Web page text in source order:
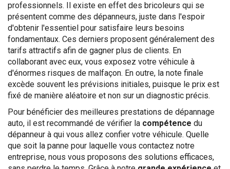
professionnels. Il existe en effet des bricoleurs qui se
présentent comme des dépanneurs, juste dans l'espoir
d'obtenir l'essentiel pour satisfaire leurs besoins
fondamentaux. Ces derniers proposent généralement des
tarifs attractifs afin de gagner plus de clients. En
collaborant avec eux, vous exposez votre véhicule à
d'énormes risques de malfaçon. En outre, la note finale
excède souvent les prévisions initiales, puisque le prix est
fixé de manière aléatoire et non sur un diagnostic précis.
Pour bénéficier des meilleures prestations de dépannage
auto, il est recommandé de vérifier la compétence du
dépanneur à qui vous allez confier votre véhicule. Quelle
que soit la panne pour laquelle vous contactez notre
entreprise, nous vous proposons des solutions efficaces,